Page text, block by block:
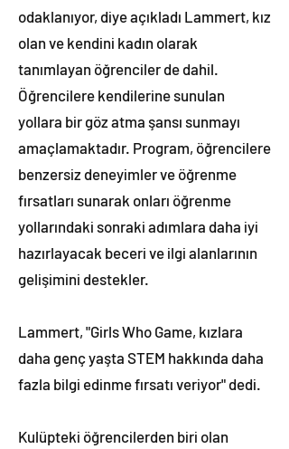
odaklanıyor, diye açıkladı Lammert, kız
olan ve kendini kadın olarak
tanımlayan öğrenciler de dahil.
Öğrencilere kendilerine sunulan
yollara bir göz atma şansı sunmayı
amaçlamaktadır. Program, öğrencilere
benzersiz deneyimler ve öğrenme
fırsatları sunarak onları öğrenme
yollarındaki sonraki adımlara daha iyi
hazırlayacak beceri ve ilgi alanlarının
gelişimini destekler.
Lammert, "Girls Who Game, kızlara
daha genç yaşta STEM hakkında daha
fazla bilgi edinme fırsatı veriyor" dedi.
Kulüpteki öğrencilerden biri olan